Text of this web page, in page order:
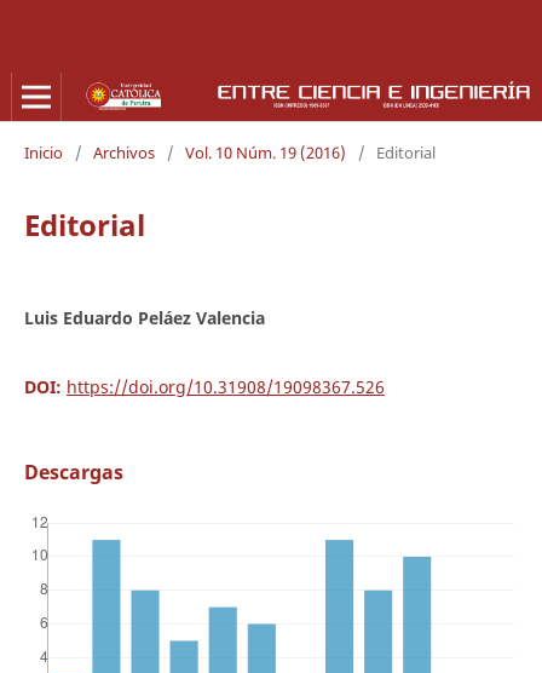
Inicio / Archivos / Vol. 10 Núm. 19 (2016) / Editorial
Editorial
Luis Eduardo Peláez Valencia
DOI: https://doi.org/10.31908/19098367.526
Descargas